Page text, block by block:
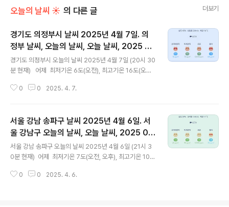
오늘의 날씨 ☀ 의 다른 글 더보기
경기도 의정부시 날씨 2025년 4월 7일. 의
정부 날씨, 오늘의 날씨, 오늘 날씨, 2025 04
07, 초미세먼지, 미세먼지, 황사, 자외선
경기도 의정부시 오늘의 날씨 2025년 4월 7일 (20시 30
분 현재) 어제 최저기온 6도(오전), 최고기온 16도(오
어제보다 3도 낮은 최저기온이고 어제보다 4도 높은 최고
낮 15시 하루 중 최고기온입니다 * 눈비 올 확률은 위
이미지에서 시간별 기상 상태 참조 대기상황 공기
질은 어제 초미세먼지 보통 = 16 ㎍/m³ 미세먼지는 보통
= 48 ㎍/m³ 황사는 보통 = 35 ㎍/m³ 자외선 (오후) =
보통 오늘 초미세먼지 좋음 = 15 ㎍/m³ 미세먼지는 보
통 = 73 ㎍/m³ 황사는 보통 ..
0 0 2025. 4. 7.
서울 강남 송파구 날씨 2025년 4월 6일. 서
울 강남구 오늘의 날씨, 오늘 날씨, 2025 04
06, 초미세먼지, 미세먼지, 황사, 자외선
서울 강남 송파구 오늘의 날씨 2025년 4월 6일 (21시 3
0분 현재) 어제 최저기온 7도(오전, 오후), 최고기온 10도
6도(오후) 어제보다 1도 높은 최저기온이고 어제보다 6
0 0 2025. 4. 6.